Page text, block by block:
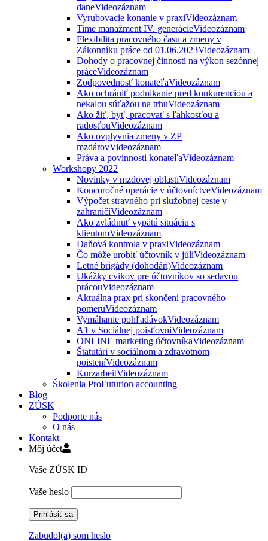
daneVideozáznam
Vyrubovacie konanie v praxiVideozáznam
Time manažment IV. generácieVideozáznam
Flexibilita pracovného času a zmeny v
Zákonníku práce od 01.06.2023Videozáznam
Dohody o pracovnej činnosti na výkon sezónnej
práceVideozáznam
Zodpovednosť konateľaVideozáznam
Ako ochrániť podnikanie pred konkurenciou a
nekalou súťažou na trhuVideozáznam
Ako žiť, byť, pracovať s ľahkosťou a
radosťouVideozáznam
Ako ovplyvnia zmeny v ZP
mzdárovVideozáznam
Práva a povinnosti konateľaVideozáznam
Workshopy 2022
Novinky v mzdovej oblastiVideozáznam
Koncoročné operácie v účtovníctveVideozáznam
Výpočet stravného pri služobnej ceste v
zahraničíVideozáznam
Ako zvládnuť vypätú situáciu s
klientomVideozáznam
Daňová kontrola v praxiVideozáznam
Čo môže urobiť účtovník v júliVideozáznam
Letné brigády (dohodári)Videozáznam
Ukážky cvikov pre účtovníkov so sedavou
prácouVideozáznam
Aktuálna prax pri skončení pracovného
pomeruVideozáznam
Vymáhanie pohľadávokVideozáznam
A1 v Sociálnej poisťovniVideozáznam
ONLINE marketing účtovníkaVideozáznam
Štatutári v sociálnom a zdravotnom
poisteníVideozáznam
KurzarbeitVideozáznam
Školenia ProFuturion accounting
Blog
ZÚSK
Podporte nás
O nás
Kontakt
Môj účet
Vaše ZÚSK ID
Vaše heslo
Zabudol(a) som heslo